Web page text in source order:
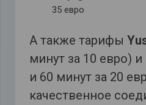
35 евро
А также тарифы
минут за 10 евро) и
и 60 минут за 20
качественное